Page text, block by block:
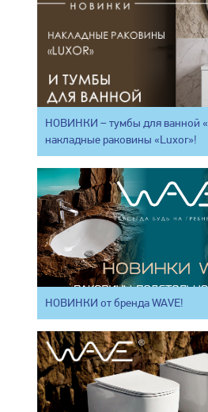
НОВИНКИ – тумбы для ванной
накладные раковины «Luxor»!
НОВИНКИ от бренда WAVE!